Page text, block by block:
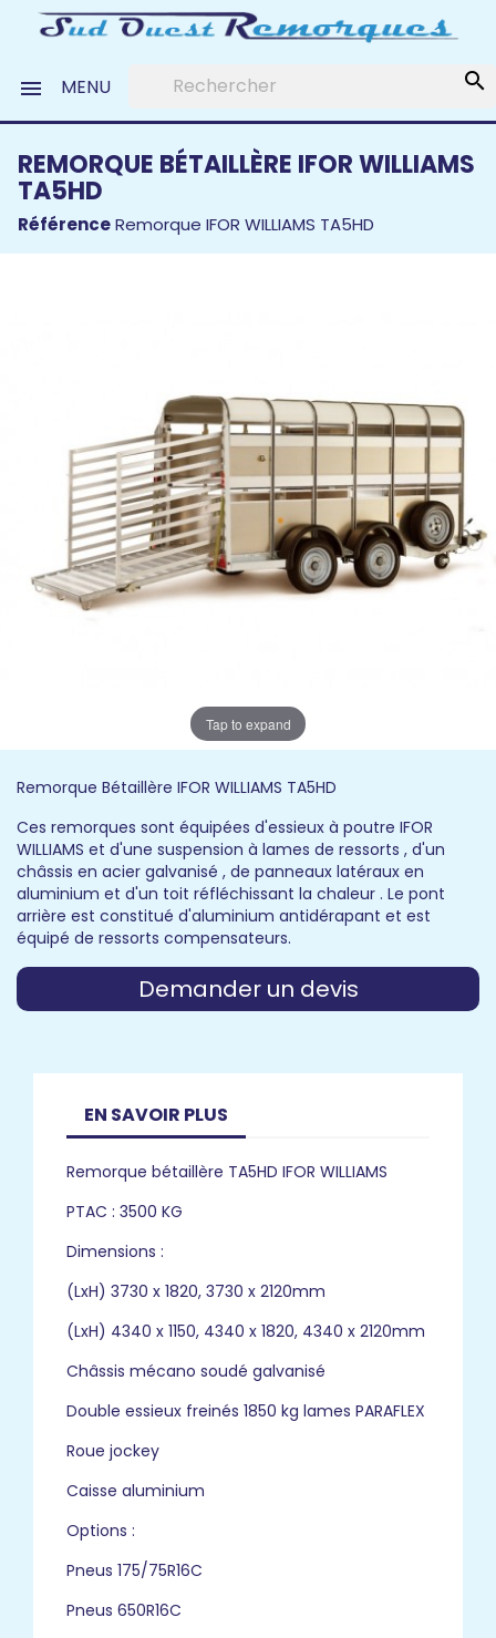
search
 MENU
REMORQUE BÉTAILLÈRE IFOR WILLIAMS
TA5HD
RéférenceRemorque IFOR WILLIAMS TA5HD
Tap to expand
Remorque Bétaillère IFOR WILLIAMS TA5HD
Ces remorques sont équipées d'essieux à poutre IFOR
WILLIAMS et d'une suspension à lames de ressorts , d'un
châssis en acier galvanisé , de panneaux latéraux en
aluminium et d'un toit réfléchissant la chaleur . Le pont
arrière est constitué d'aluminium antidérapant et est
équipé de ressorts compensateurs.
Demander un devis
EN SAVOIR PLUS
Remorque bétaillère TA5HD IFOR WILLIAMS
PTAC : 3500 KG
Dimensions :
(LxH) 3730 x 1820, 3730 x 2120mm
(LxH) 4340 x 1150, 4340 x 1820, 4340 x 2120mm
Châssis mécano soudé galvanisé
Double essieux freinés 1850 kg lames PARAFLEX
Roue jockey
Caisse aluminium
Options :
Pneus 175/75R16C
Pneus 650R16C